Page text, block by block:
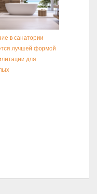
в санатории
лучшей формой
для